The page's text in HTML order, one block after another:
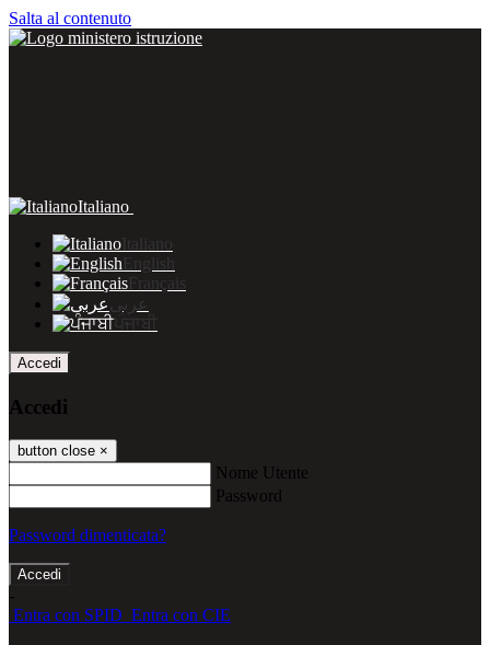
Salta al contenuto
Italiano
Italiano
English
Français
عربى
ਪੰਜਾਬੀ
Accedi
Accedi
button close ×
Nome Utente
Password
Password dimenticata?
-
Entra con SPID Entra con CIE